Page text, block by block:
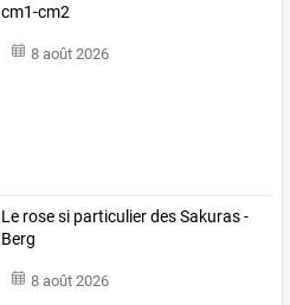
cm1-cm2
8 août 2026
Le rose si particulier des Sakuras -
Berg
8 août 2026